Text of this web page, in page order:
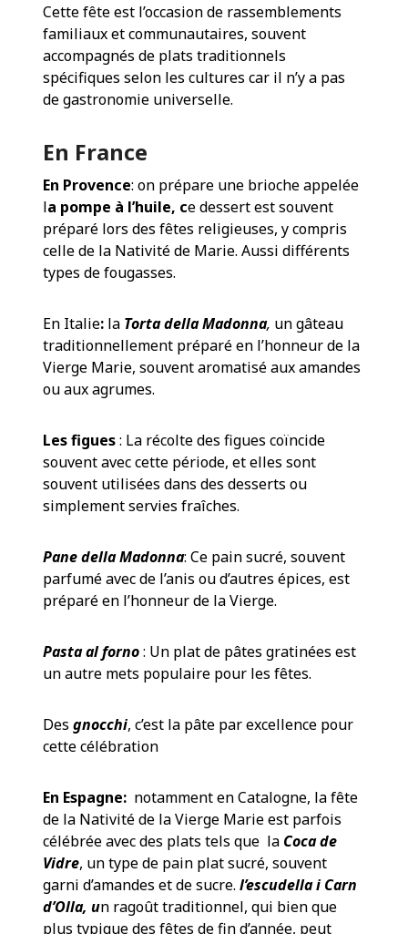
Cette fête est l’occasion de rassemblements
familiaux et communautaires, souvent
accompagnés de plats traditionnels
spécifiques selon les cultures car il n’y a pas
de gastronomie universelle.
En France
En Provence: on prépare une brioche appelée
la pompe à l’huile, ce dessert est souvent
préparé lors des fêtes religieuses, y compris
celle de la Nativité de Marie. Aussi différents
types de fougasses.
En Italie: la Torta della Madonna, un gâteau
traditionnellement préparé en l’honneur de la
Vierge Marie, souvent aromatisé aux amandes
ou aux agrumes.
Les figues: La récolte des figues coïncide
souvent avec cette période, et elles sont
souvent utilisées dans des desserts ou
simplement servies fraîches.
Pane della Madonna: Ce pain sucré, souvent
parfumé avec de l’anis ou d’autres épices, est
préparé en l’honneur de la Vierge.
Pasta al forno: Un plat de pâtes gratinées est
un autre mets populaire pour les fêtes.
Desgnocchi, c’est la pâte par excellence pour
cette célébration
En Espagne: notamment en Catalogne, la fête
de la Nativité de la Vierge Marie est parfois
célébrée avec des plats tels que la Coca de
Vidre, un type de pain plat sucré, souvent
garni d’amandes et de sucre.l’escudellai Carn
d’Olla, un ragoût traditionnel, qui bien que
plus typique des fêtes de fin d’année, peut